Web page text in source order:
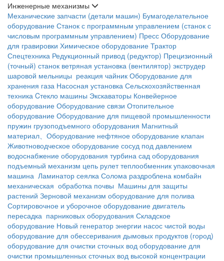
Инженерные механизмы
Механические запчасти (детали машин) Бумагоделательное
оборудование Станок с программным управлением (станок с
числовым программным управлением) Пресс Оборудование
для гравировки Химическое оборудование Трактор
Спецтехника Редукционный привод (редуктор) Прецизионный
(точный) станок ветряная установка (вентилятор) экструдер
шаровой мельницы реакция чайник Оборудование для
хранения газа Насосная установка Сельскохозяйственная
техника Cтекло машины Экскаваторы Конвейерное
оборудование Оборудование связи Отопительное
оборудование Оборудование для пищевой промышленности
пружин грузоподъемного оборудования Магнитный
материал、Оборудование нефтяное оборудование клапан
Животноводческое оборудование сосуд под давлением
водоснабжение оборудования турбина сад оборудования
подъемный механизм цепь рулет теплообменник упаковочная
машина Ламинатор сеялка Солома раздроблена комбайн
механическая обработка почвы Машины для защиты
растений Зерновой механизм оборудование для полива
Сортировочное и уборочное оборудование двигатель
пересадка парниковых оборудования Складское
оборудование Новый генератор энергии насос чистой воды
оборудование для обессеривания дымовых продуктов (город)
оборудование для очистки сточных вод оборудование для
очистки промышленных сточных вод высокой концентрации